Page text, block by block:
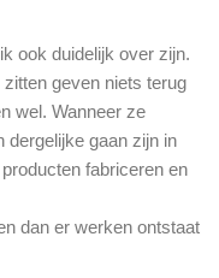
ook duidelijk over zijn.
geven niets terug
wel. Wanneer ze
dergelijke gaan zijn in
fabriceren en
dan er werken ontstaat